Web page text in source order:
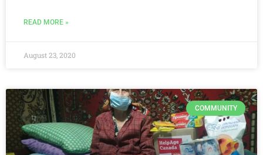
READ MORE »
August 23, 2020
COMMUNITY